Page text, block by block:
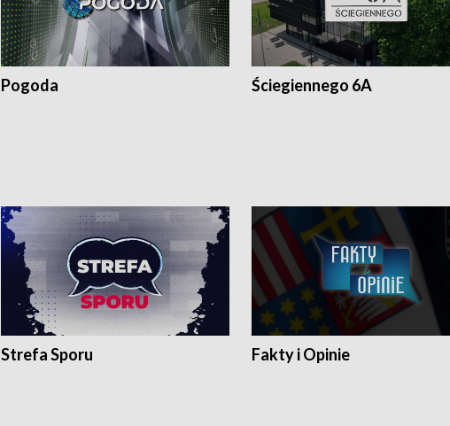
Pogoda Ściegiennego 6A
Strefa Sporu Fakty i Opinie